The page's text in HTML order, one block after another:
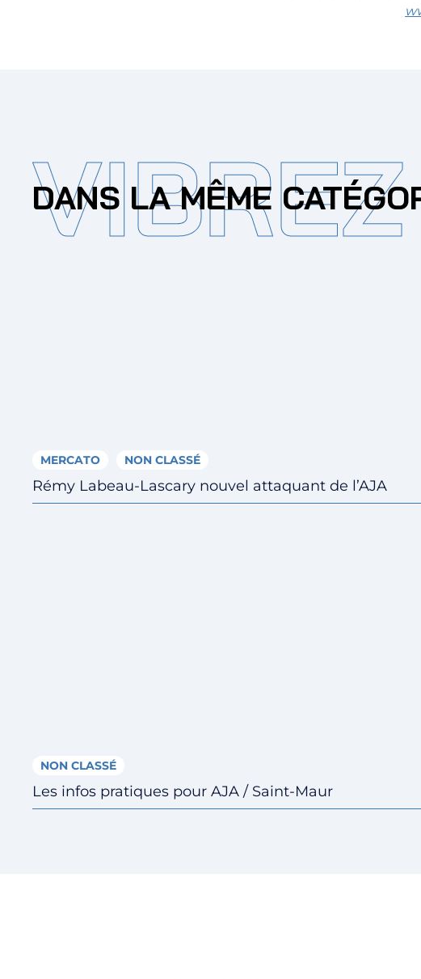
VIBREZ
DANS LA MÊME
MERCATO NON CLASSÉ
Rémy Labeau-Lascary nouvel attaquant de l’AJA
NON CLASSÉ
Les infos pratiques pour AJA / Saint-Maur